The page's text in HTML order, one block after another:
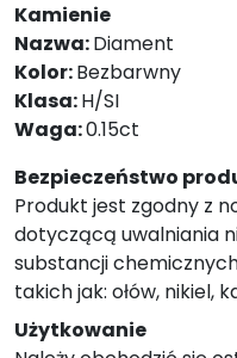
Kamienie
Nazwa:Diament
Kolor:Bezbarwny
Klasa:H/SI
Waga:0.15ct
Bezpieczeństwo
Produkt jest zgodny z
dotyczącą uwalniania
substancji
takich jak: ołów, nikiel,
Użytkowanie